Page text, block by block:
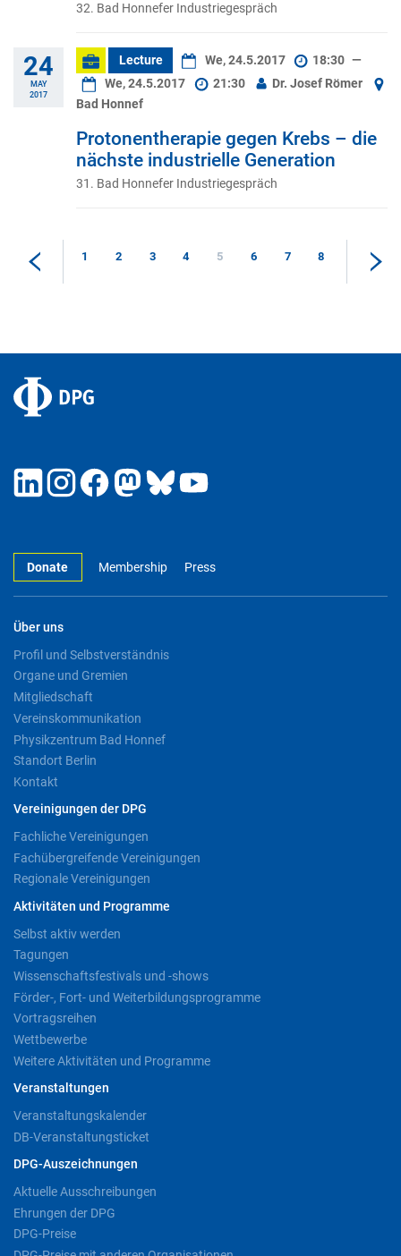
32. Bad Honnefer Industriegespräch
24
MAY
2017
Lecture We, 24.5.2017 18:30 —
We, 24.5.2017
21:30
Dr. Josef Römer
Bad Honnef
Protonentherapie gegen Krebs – die
nächste industrielle Generation
31. Bad Honnefer Industriegespräch
1 2 3 4 5 6 7 8
Donate Membership Press
Über uns
Profil und Selbstverständnis
Organe und Gremien
Mitgliedschaft
Vereinskommunikation
Physikzentrum Bad Honnef
Standort Berlin
Kontakt
Vereinigungen der DPG
Fachliche Vereinigungen
Fachübergreifende Vereinigungen
Regionale Vereinigungen
Aktivitäten und Programme
Selbst aktiv werden
Tagungen
Wissenschaftsfestivals und -shows
Förder-, Fort- und Weiterbildungsprogramme
Vortragsreihen
Wettbewerbe
Weitere Aktivitäten und Programme
Veranstaltungen
Veranstaltungskalender
DB-Veranstaltungsticket
DPG-Auszeichnungen
Aktuelle Ausschreibungen
Ehrungen der DPG
DPG-Preise